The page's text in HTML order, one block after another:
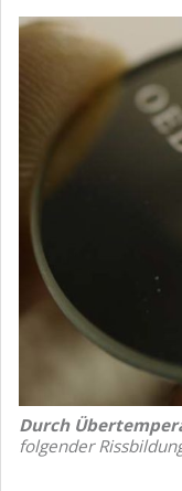
Durch
folgender